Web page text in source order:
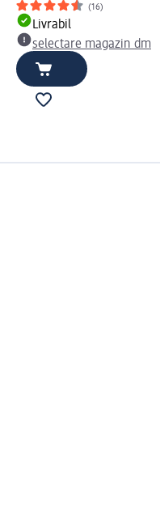
(16)
Livrabil
selectare magazin dm